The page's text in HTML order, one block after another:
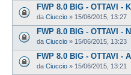
FWP 8.0 BIG - OTTAVI -
da Ciuccio » 15/06/2015, 13:27
FWP 8.0 BIG - OTTAVI -
da Ciuccio » 15/06/2015, 13:23
FWP 8.0 BIG - OTTAVI -
da Ciuccio » 15/06/2015, 13:21